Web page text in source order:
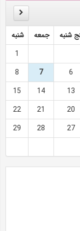
شنبه جمعه
شنبه
1
6
7
8
13
14
15
20
21
22
27
28
29